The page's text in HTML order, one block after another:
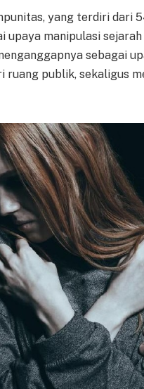
yang terdiri dari
upaya manipulasi
sebagai
publik, sekaligus